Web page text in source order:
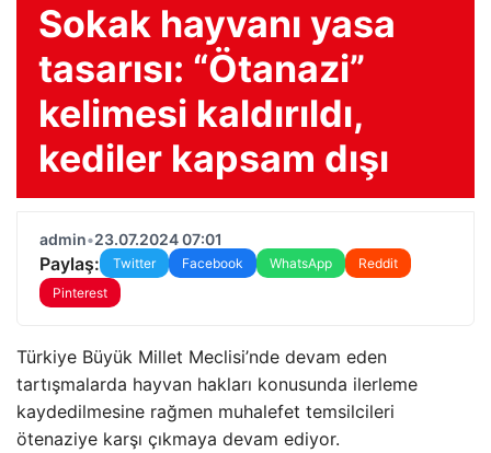
Sokak hayvanı yasa
tasarısı: “Ötanazi”
kelimesi kaldırıldı,
kediler kapsam dışı
admin•23.07.2024 07:01
Paylaş: Twitter Facebook WhatsApp
Reddit
Pinterest
Türkiye Büyük Millet Meclisi’nde devam eden
tartışmalarda hayvan hakları konusunda ilerleme
kaydedilmesine rağmen muhalefet temsilcileri
ötenaziye karşı çıkmaya devam ediyor.